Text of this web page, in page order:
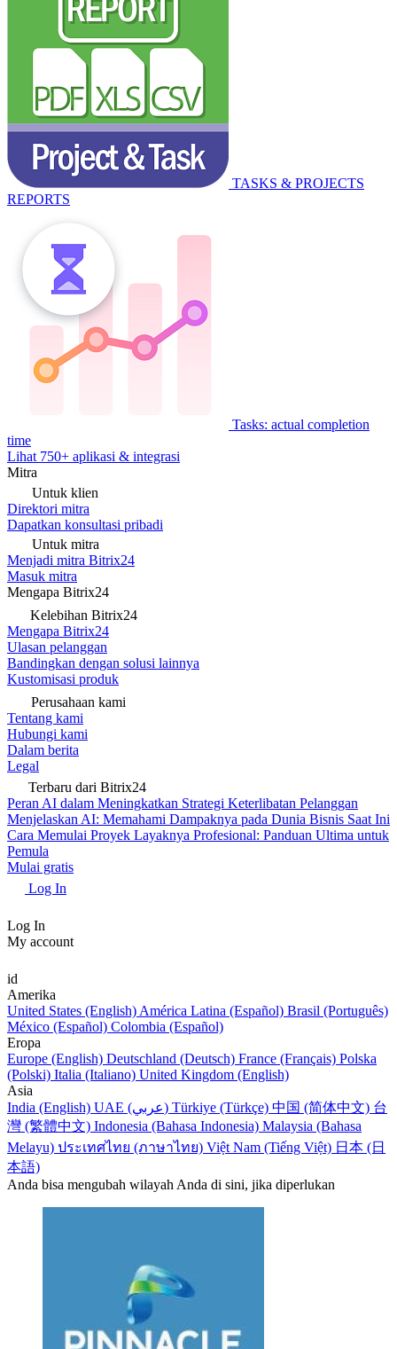
TASKS & PROJECTS
REPORTS
Tasks: actual completion
time
Lihat 750+ aplikasi & integrasi
Mitra
Untuk klien
Direktori mitra
Dapatkan konsultasi pribadi
Untuk mitra
Menjadi mitra Bitrix24
Masuk mitra
Mengapa Bitrix24
Kelebihan Bitrix24
Mengapa Bitrix24
Ulasan pelanggan
Bandingkan dengan solusi lainnya
Kustomisasi produk
Perusahaan kami
Tentang kami
Hubungi kami
Dalam berita
Legal
Terbaru dari Bitrix24
Peran AI dalam Meningkatkan Strategi Keterlibatan Pelanggan
Menjelaskan AI: Memahami Dampaknya pada Dunia Bisnis Saat Ini
Cara Memulai Proyek Layaknya Profesional: Panduan Ultima untuk
Pemula
Mulai gratis
Log In
Log In
My account
id
Amerika
United States (English) América Latina (Español) Brasil (Português)
México (Español) Colombia (Español)
Eropa
Europe (English) Deutschland (Deutsch) France (Français) Polska
(Polski) Italia (Italiano) United Kingdom (English)
Asia
India (English)
UAE (عربي) Türkiye (Türkçe) 中国 (简体中文) 台
灣 (繁體中文) Indonesia (Bahasa Indonesia) Malaysia (Bahasa
Melayu) ประเทศไทย (ภาษาไทย) Việt Nam (Tiếng Việt) 日本 (日
本語)
Anda bisa mengubah wilayah Anda di sini, jika diperlukan